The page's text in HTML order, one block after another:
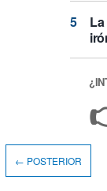
← POSTERIOR